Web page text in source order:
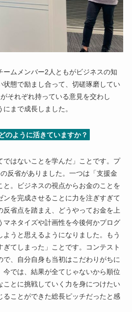
ームメンバー2人ともがビジネスの知
状態で励まし合って、切磋琢磨してい
それぞれ持っている意見を交わし
まで成長しました。
のように活きていますか？
ではないことを学んだ」ことです。プ
反省がありました。一つは「支援金
と。ビジネスの視点からお金のことを
ンを完成させることに力を注ぎすぎて
反省点を踏まえ、どうやってお金を上
マネタイズや計画性を今後何かプログ
うと思えるようになりました。もう
てしまった」ことです。コンテスト
で、自分自身も当初はこだわりがちに
今では、結果が全てじゃないから順位
ことに挑戦していく力を身につけたい
ることができた総長ピッチだったと感